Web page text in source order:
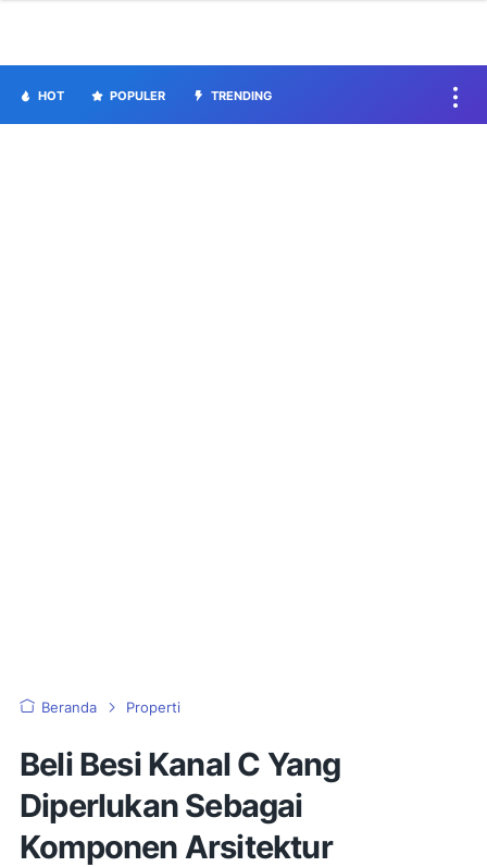
HOT POPULER TRENDING
Beranda Properti
Beli Besi Kanal C Yang
Diperlukan Sebagai
Komponen Arsitektur